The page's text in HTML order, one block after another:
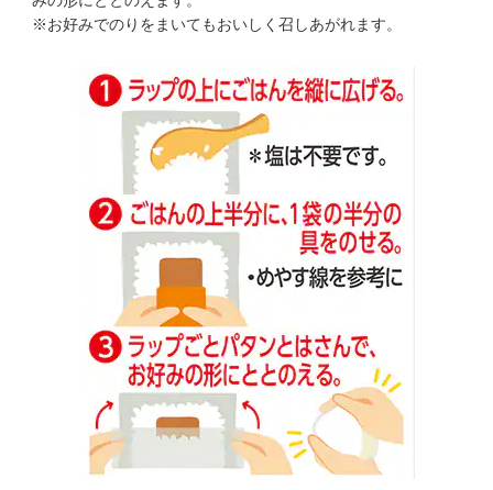
※お好みでのりをまいてもおいしく召しあがれます。